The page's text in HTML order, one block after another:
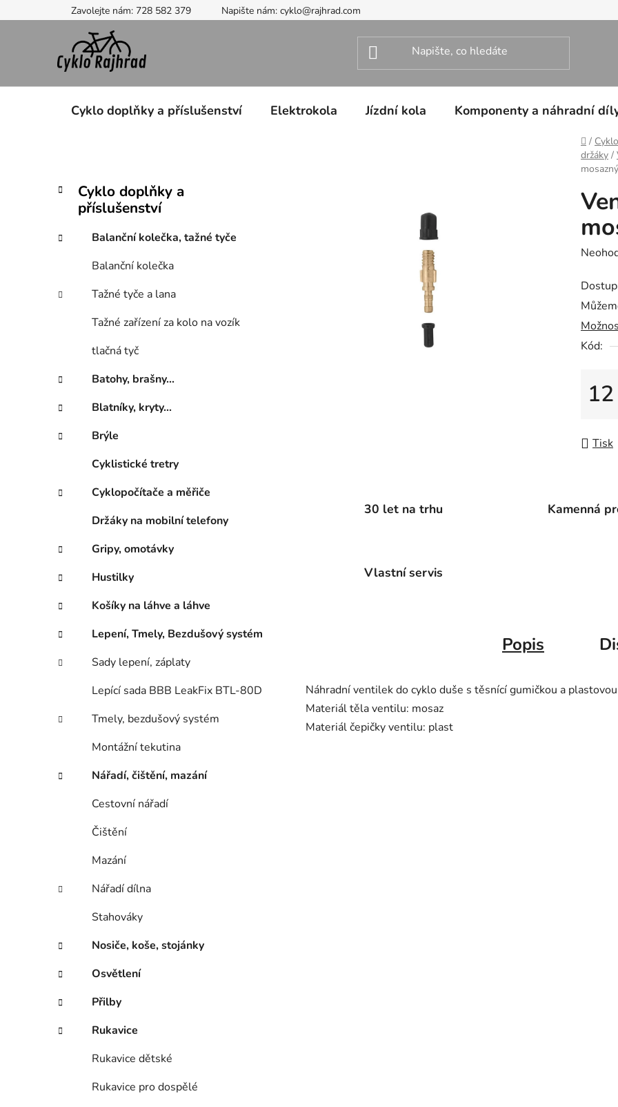
na
Zavolejte nám: 728 582 379 Napište nám: cyklo@rajhrad.com
Cyklo doplňky a příslušenství Elektrokola Jízdní kola Komponenty a náhradní
Domů
/
držáky /
P
t
n
n
e
l
Přeskočit
kategorie
K
a
g
i
e
Cyklo doplňky a
příslušenství
Balanční kolečka, tažné tyče
Balanční kolečka
Tažné tyče a lana
Tažné zařízení za kolo na vozík
tlačná tyč
Batohy, brašny...
Blatníky, kryty...
Brýle
Cyklistické tretry
Cyklopočítače a měřiče
Držáky na mobilní telefony
Gripy, omotávky
Hustilky
Košíky na láhve a láhve
Lepení, Tmely, Bezdušový systém
Sady lepení, záplaty
Lepící sada BBB LeakFix BTL-80D
Tmely, bezdušový systém
Montážní tekutina
Nářadí, čištění, mazání
Cestovní nářadí
Čištění
Mazání
Nářadí dílna
Stahováky
Nosiče, koše, stojánky
Osvětlení
Přilby
Rukavice
Rukavice dětské
Rukavice pro dospělé
je
0,0
z
Kód:
Tisk
30 let na trhu Kamenná
Vlastní servis
Popis
Náhradní ventilek do cyklo duše s těsnící gumičkou a
Materiál těla ventilu: mosaz
Materiál čepičky ventilu: plast